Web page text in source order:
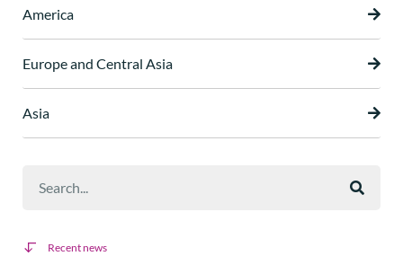
America
Europe and Central Asia
Asia
Recent news